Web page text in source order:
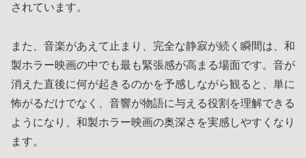
されています。
また、音楽があえて止まり、完全な静寂が続く瞬間は、和
製ホラー映画の中でも最も緊張感が高まる場面です。音が
消えた直後に何が起きるのかを予感しながら観ると、単に
怖がるだけでなく、音響が物語に与える役割を理解できる
ようになり、和製ホラー映画の奥深さを実感しやすくなり
ます。